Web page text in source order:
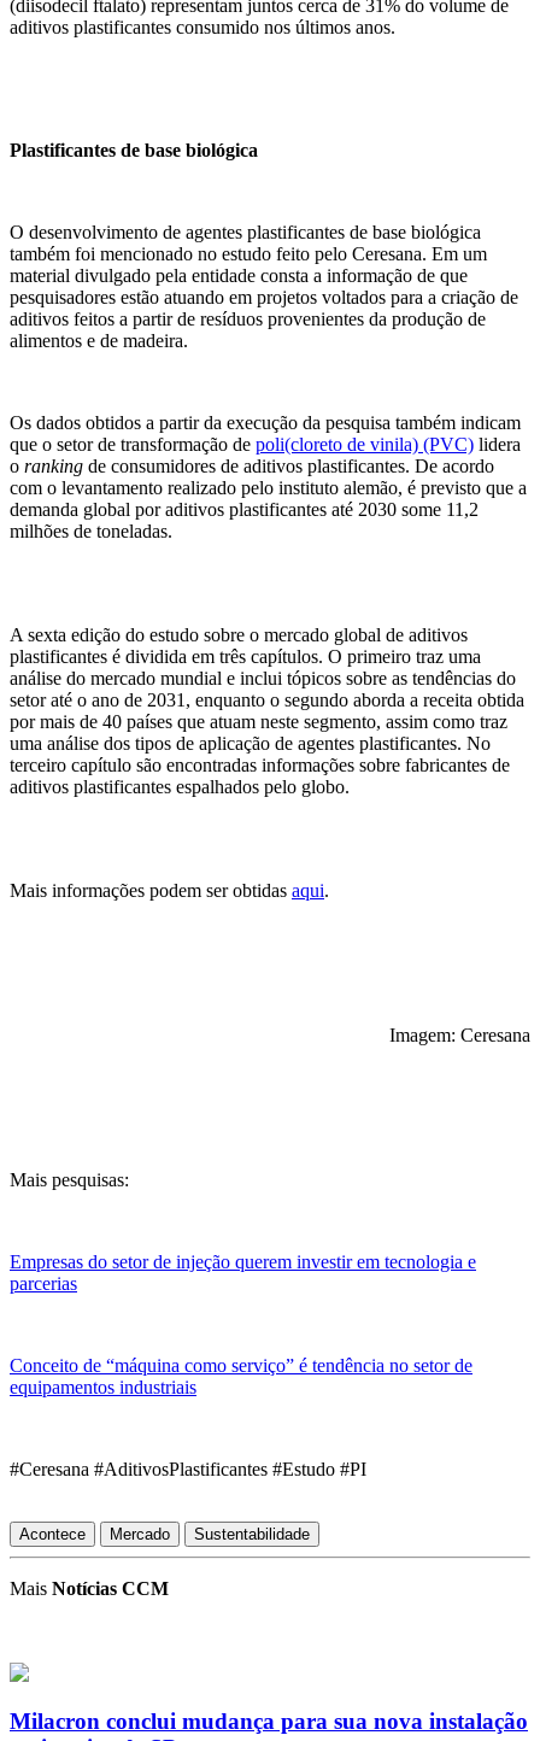
(diisodecil ftalato) representam juntos cerca de 31% do volume de
aditivos plastificantes consumido nos últimos anos.
Plastificantes de base biológica
O desenvolvimento de agentes plastificantes de base biológica
também foi mencionado no estudo feito pelo Ceresana. Em um
material divulgado pela entidade consta a informação de que
pesquisadores estão atuando em projetos voltados para a criação de
aditivos feitos a partir de resíduos provenientes da produção de
alimentos e de madeira.
Os dados obtidos a partir da execução da pesquisa também indicam
que o setor de transformação de poli(cloreto de vinila) (PVC) lidera
o ranking de consumidores de aditivos plastificantes. De acordo
com o levantamento realizado pelo instituto alemão, é previsto que a
demanda global por aditivos plastificantes até 2030 some 11,2
milhões de toneladas.
A sexta edição do estudo sobre o mercado global de aditivos
plastificantes é dividida em três capítulos. O primeiro traz uma
análise do mercado mundial e inclui tópicos sobre as tendências do
setor até o ano de 2031, enquanto o segundo aborda a receita obtida
por mais de 40 países que atuam neste segmento, assim como traz
uma análise dos tipos de aplicação de agentes plastificantes. No
terceiro capítulo são encontradas informações sobre fabricantes de
aditivos plastificantes espalhados pelo globo.
Mais informações podem ser obtidas aqui.
Imagem: Ceresana
Mais pesquisas:
Empresas do setor de injeção querem investir em tecnologia e
parcerias
Conceito de “máquina como serviço” é tendência no setor de
equipamentos industriais
#Ceresana #AditivosPlastificantes #Estudo #PI
Acontece Mercado Sustentabilidade
Mais Notícias CCM
Milacron conclui mudança para sua nova instalação